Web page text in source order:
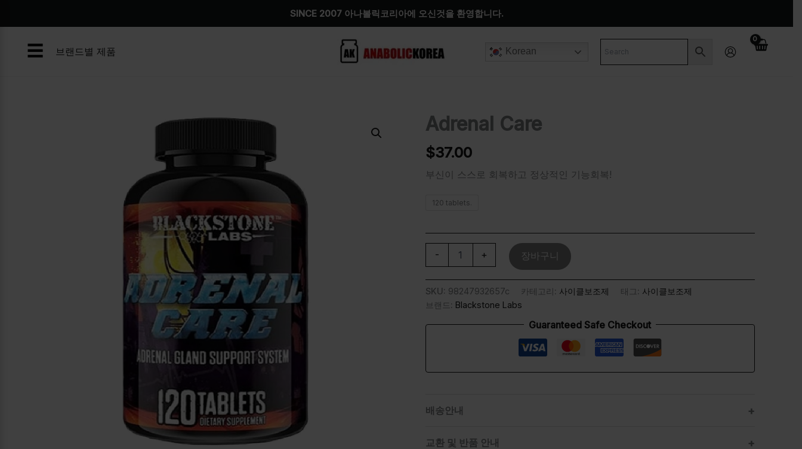
SINCE 2007 아나볼릭코리아에 오신것을 환영합니다.
☰ 브랜드별 제품 Korean
Adrenal Care
$37.00
부신이 스스로 회복하고 정상적인 기능회복!
120 tablets.
-
Adrenal
Care
량
+ 장바구니
SKU: 98247932657c 카테고리: 사이클보조제 태그: 사이클보조제
브랜드: Blackstone Labs
Guaranteed Safe Checkout
배송안내
교환 및 반품 안내